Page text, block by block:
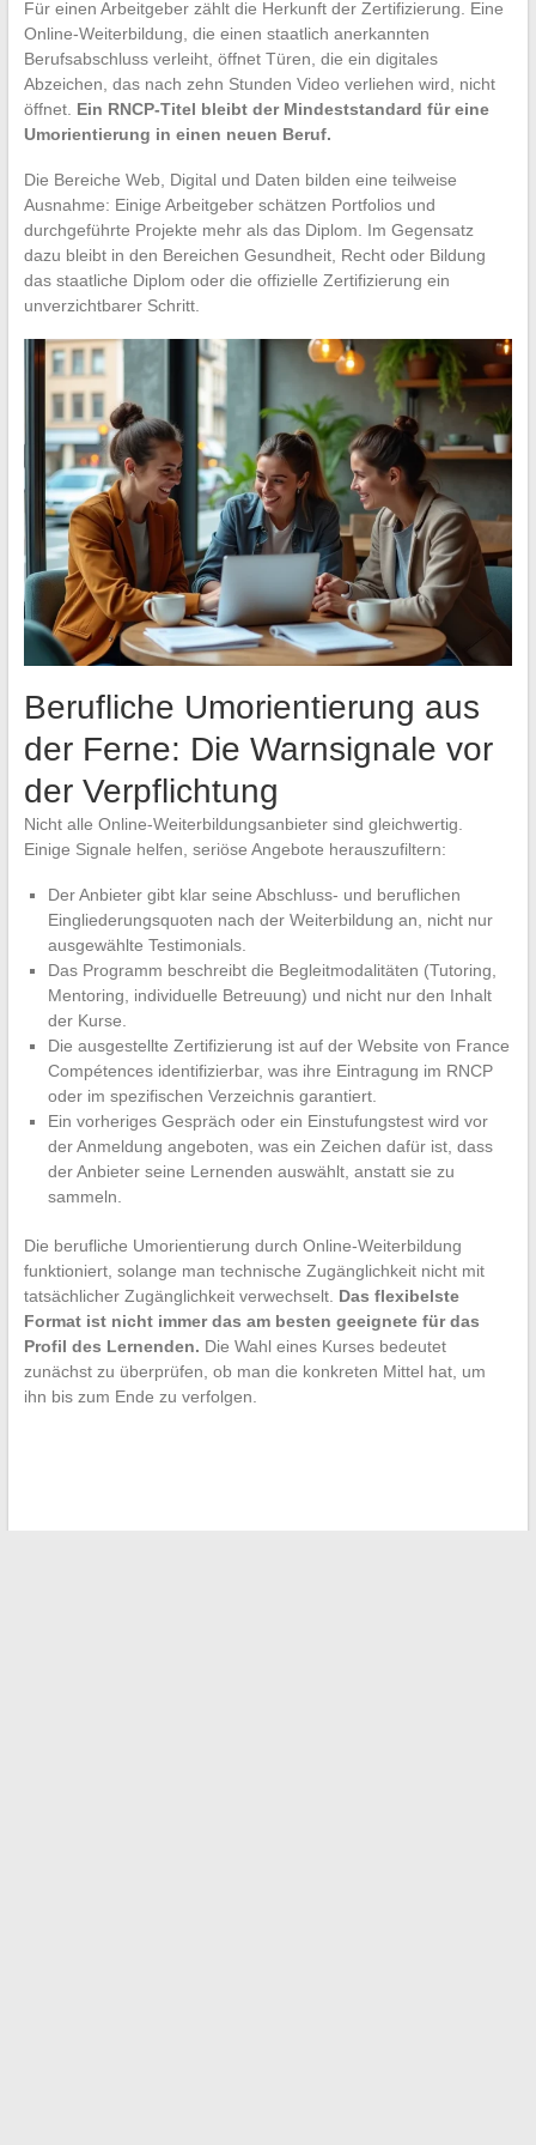
Für einen Arbeitgeber zählt die Herkunft der Zertifizierung. Eine
Online-Weiterbildung, die einen staatlich anerkannten
Berufsabschluss verleiht, öffnet Türen, die ein digitales
Abzeichen, das nach zehn Stunden Video verliehen wird, nicht
öffnet. Ein RNCP-Titel bleibt der Mindeststandard für eine
Umorientierung in einen neuen Beruf.
Die Bereiche Web, Digital und Daten bilden eine teilweise
Ausnahme: Einige Arbeitgeber schätzen Portfolios und
durchgeführte Projekte mehr als das Diplom. Im Gegensatz
dazu bleibt in den Bereichen Gesundheit, Recht oder Bildung
das staatliche Diplom oder die offizielle Zertifizierung ein
unverzichtbarer Schritt.
Berufliche Umorientierung aus
der Ferne: Die Warnsignale vor
der Verpflichtung
Nicht alle Online-Weiterbildungsanbieter sind gleichwertig.
Einige Signale helfen, seriöse Angebote herauszufiltern:
Der Anbieter gibt klar seine Abschluss- und beruflichen
Eingliederungsquoten nach der Weiterbildung an, nicht nur
ausgewählte Testimonials.
Das Programm beschreibt die Begleitmodalitäten (Tutoring,
Mentoring, individuelle Betreuung) und nicht nur den Inhalt
der Kurse.
Die ausgestellte Zertifizierung ist auf der Website von France
Compétences identifizierbar, was ihre Eintragung im RNCP
oder im spezifischen Verzeichnis garantiert.
Ein vorheriges Gespräch oder ein Einstufungstest wird vor
der Anmeldung angeboten, was ein Zeichen dafür ist, dass
der Anbieter seine Lernenden auswählt, anstatt sie zu
sammeln.
Die berufliche Umorientierung durch Online-Weiterbildung
funktioniert, solange man technische Zugänglichkeit nicht mit
tatsächlicher Zugänglichkeit verwechselt. Das flexibelste
Format ist nicht immer das am besten geeignete für das
Profil des Lernenden. Die Wahl eines Kurses bedeutet
zunächst zu überprüfen, ob man die konkreten Mittel hat, um
ihn bis zum Ende zu verfolgen.